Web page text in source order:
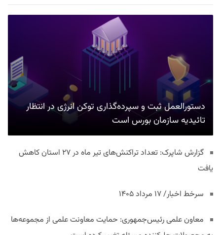
دستورالعمل ثبت و سپرده‌گذاری توکن انرژی در انتظار
تائیدیه سازمان بورس است
گزارش شاپرک: تعداد تراکنش‌های تیر ماه در ۲۷ استان‌ کاهش
یافت
سرخط اخبار/ ۱۷ مرداد ۱۴۰۵
معاون علمی رئیس‌جمهوری: حمایت معاونت علمی از مجموعه‌ها